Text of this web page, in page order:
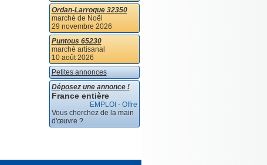
Ordan-Larroque 32350
marché de Noël
29 novembre 2026
Puntous 65230
marché artisanal
10 août 2026
Petites annonces
Déposez une annonce !
France entière
EMPLOI - Offre
Vous cherchez de la main
d'œuvre ?